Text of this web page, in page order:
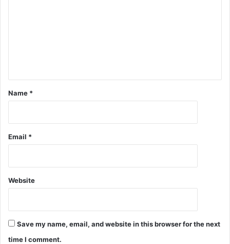
Name *
Email *
Website
Save my name, email, and website in this browser for the next
time I comment.